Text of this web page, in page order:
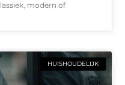
modern of
HUISHOUDELIJK